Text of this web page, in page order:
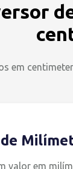
em
valor em